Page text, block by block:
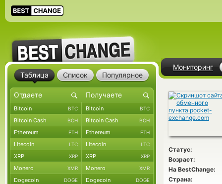
Мониторинг
Статус:
Возраст:
На BestChange:
Страна:
Таблица Список Популярное
Bitcoin BTC Bitcoin BTC
Bitcoin Cash BCH Bitcoin Cash BCH
Ethereum ETH Ethereum ETH
Litecoin LTC Litecoin LTC
XRP XRP XRP XRP
Monero XMR Monero XMR
Dogecoin DOGE Dogecoin DOGE